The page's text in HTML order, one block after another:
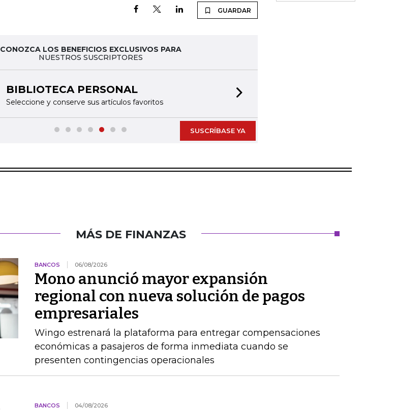
GUARDAR
CONOZCA LOS BENEFICIOS EXCLUSIVOS PARA
NUESTROS SUSCRIPTORES
BIBLIOTECA PERSONAL
Seleccione y conserve sus artículos favoritos
SUSCRÍBASE YA
MÁS DE FINANZAS
BANCOS 06/08/2026
Mono anunció mayor expansión
regional con nueva solución de pagos
empresariales
Wingo estrenará la plataforma para entregar compensaciones
económicas a pasajeros de forma inmediata cuando se
presenten contingencias operacionales
BANCOS 04/08/2026